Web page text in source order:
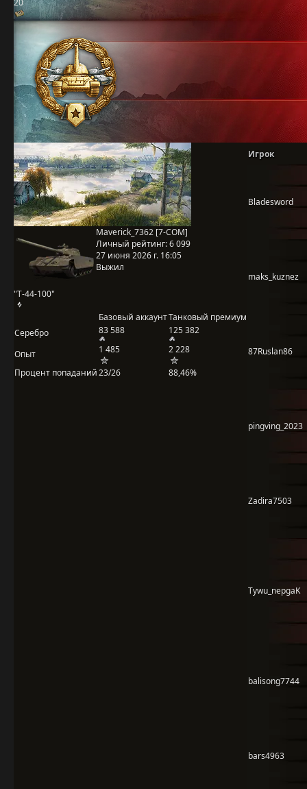
20
"Т-44-100"
Maverick_7362 [7-COM]
Личный рейтинг:6 099
27 июня 2026 г. 16:05
Выжил
Базовый аккаунтТанковый премиум
Серебро
83 588 125 382
Опыт 1 485
2 228
Процент попаданий23/26 88,46%
Игрок
Bladesword
maks_kuznez
87Ruslan86
pingving_2023
Zadira7503
Tywu_nepgaK
balisong7744
bars4963